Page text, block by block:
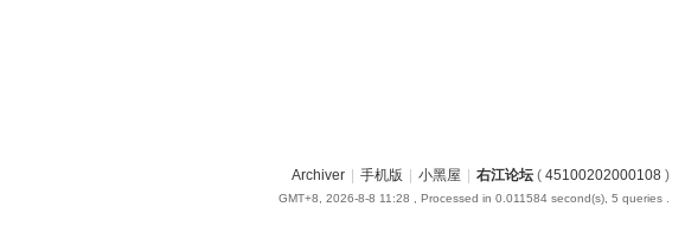
Archiver 手机版 小黑屋 右江论坛( 45100202000108)
GMT+8, 2026-8-8 11:28 , Processed in 0.011584 second(s), 5 queries .